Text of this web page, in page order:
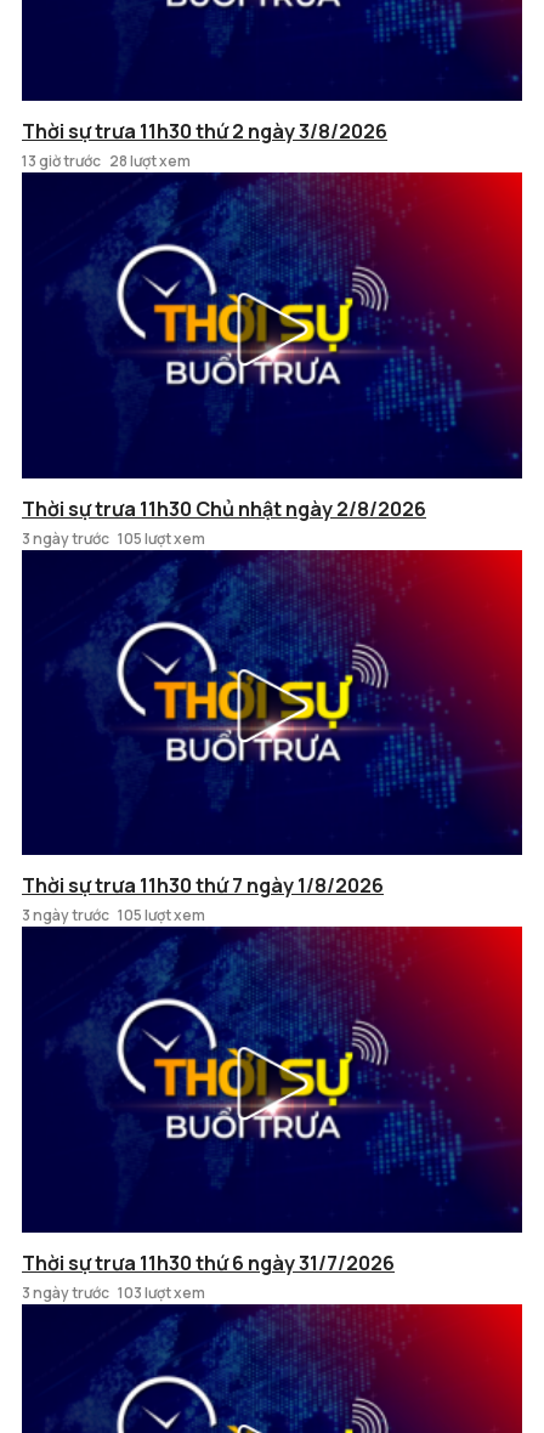
Thời sự trưa 11h30 thứ 2 ngày 3/8/2026
13 giờ trước 28 lượt xem
Thời sự trưa 11h30 Chủ nhật ngày 2/8/2026
3 ngày trước 105 lượt xem
Thời sự trưa 11h30 thứ 7 ngày 1/8/2026
3 ngày trước 105 lượt xem
Thời sự trưa 11h30 thứ 6 ngày 31/7/2026
3 ngày trước 103 lượt xem